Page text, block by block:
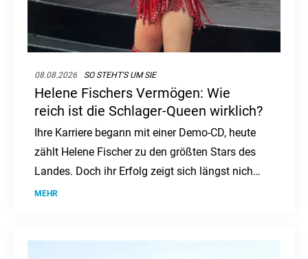
08.08.2026 SO STEHT'S UM SIE
Helene Fischers Vermögen: Wie
reich ist die Schlager-Queen wirklich?
Ihre Karriere begann mit einer Demo-CD, heute
zählt Helene Fischer zu den größten Stars des
Landes. Doch ihr Erfolg zeigt sich längst nicht
nur auf der Bühne.
MEHR